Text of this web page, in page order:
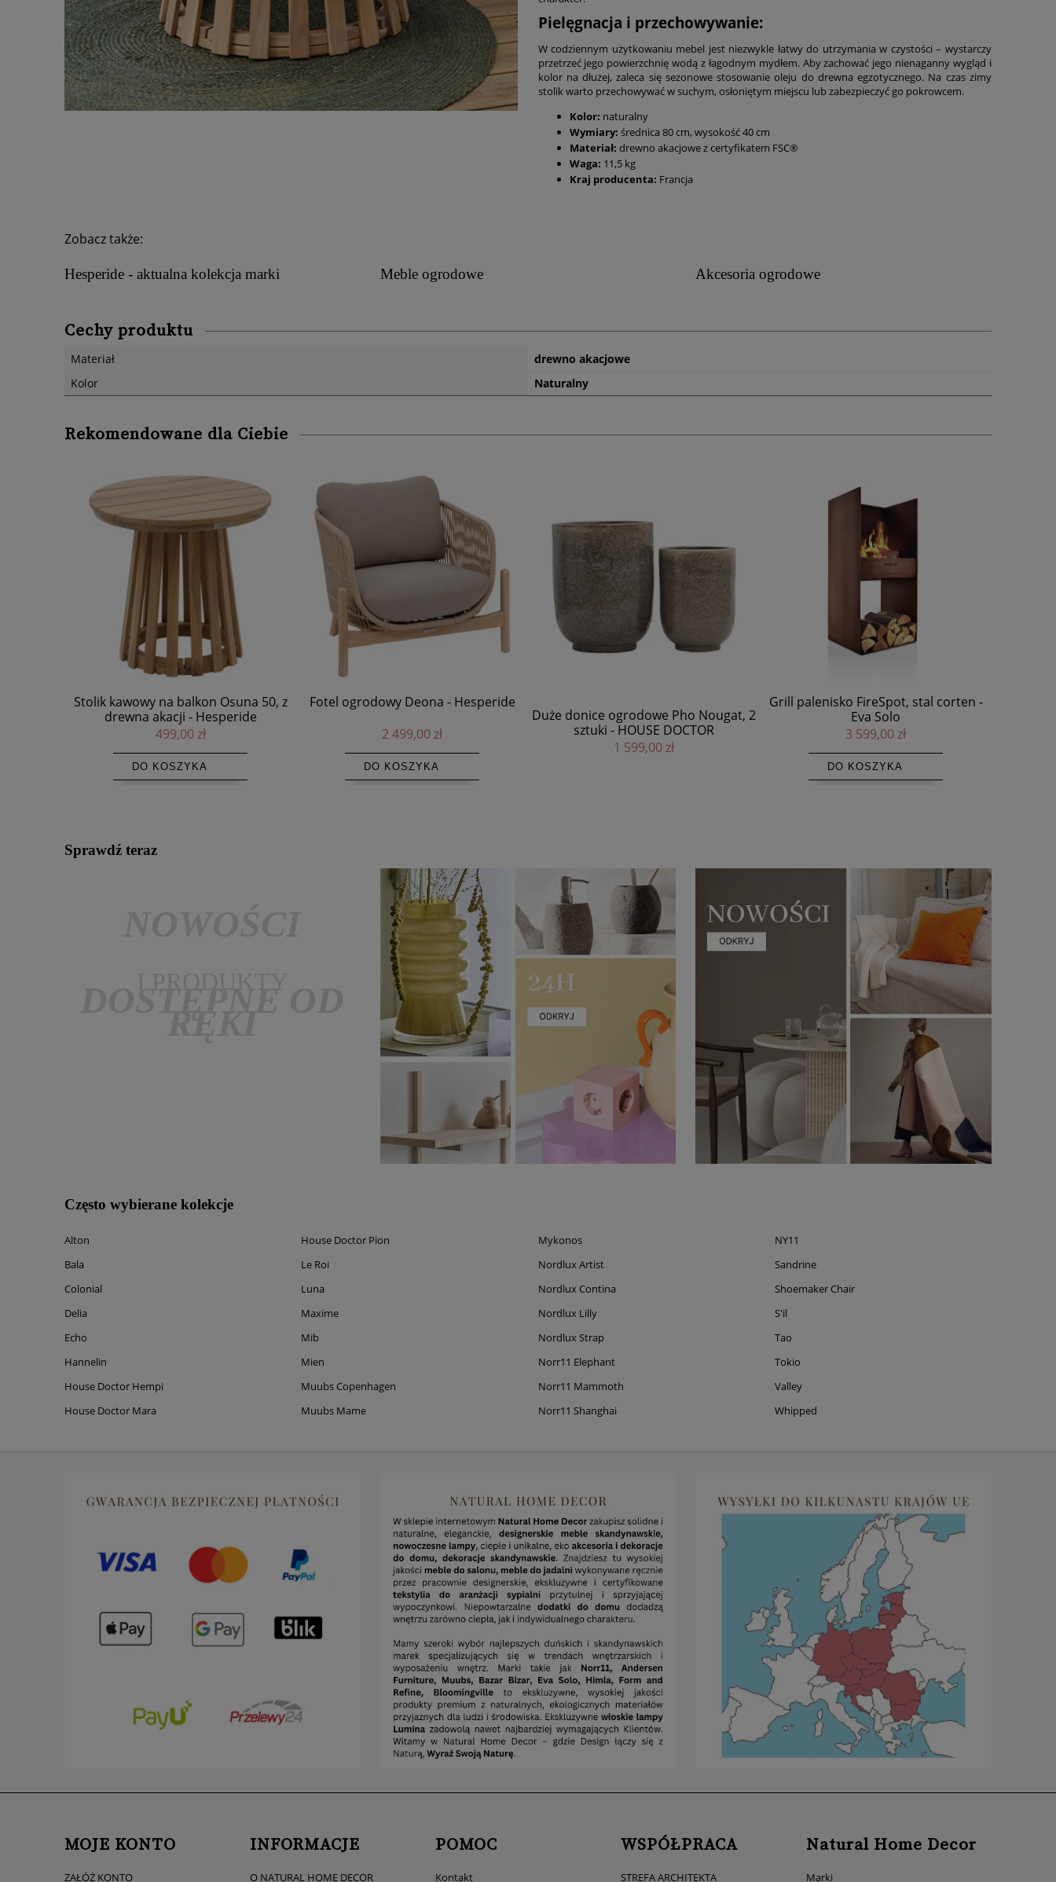
Pielęgnacja i przechowywanie:
W codziennym użytkowaniu mebel jest niezwykle łatwy do utrzymania w czystości – wystarczy
przetrzeć jego powierzchnię wodą z łagodnym mydłem. Aby zachować jego nienaganny wygląd i
kolor na dłużej, zaleca się sezonowe stosowanie oleju do drewna egzotycznego. Na czas zimy
stolik warto przechowywać w suchym, osłoniętym miejscu lub zabezpieczyć go pokrowcem.
Kolor: naturalny
Wymiary: średnica 80 cm, wysokość 40 cm
Materiał: drewno akacjowe z certyfikatem FSC®
Waga: 11,5 kg
Kraj producenta: Francja
Zobacz także:
Hesperide - aktualna kolekcja marki Meble ogrodowe Akcesoria ogrodowe
Cechy produktu
Materiał
drewno akacjowe
Kolor
Naturalny
Rekomendowane dla Ciebie
Fotel ogrodowy Deona - Hesperide
2 499,00 zł
DO KOSZYKA
Duże donice ogrodowe Pho Nougat, 2
sztuki - HOUSE DOCTOR
Eva Solo
3 599,00 zł
Palenisko ogrodowe FireGlobe - Eva
Solo
1 599,00 zł
DO KOSZYKA
Sprawdź teraz
Często wybierane kolekcje
Alton
Bala
Colonial
Delia
Echo
Hannelin
House Doctor Hempi
House Doctor Mara
House Doctor Pion
Le Roi
Luna
Maxime
Mib
Mien
Muubs Copenhagen
Muubs Mame
Mykonos
Nordlux Artist
Nordlux Contina
Nordlux Lilly
Nordlux Strap
Norr11 Elephant
Norr11 Mammoth
Norr11 Shanghai
NY11
Sandrine
Shoemaker Chair
S'il
Tao
Tokio
Valley
Whipped
MOJE KONTO
ZAŁÓŻ KONTO
INFORMACJE
O NATURAL HOME DECOR
POMOC
Kontakt
WSPÓŁPRACA
STREFA ARCHITEKTA
Natural Home Decor
Marki